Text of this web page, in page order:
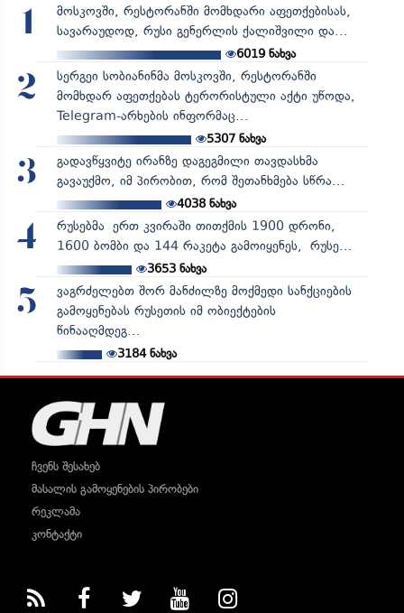
1
მოსკოვში, რესტორანში მომხდარი აფეთქებისას,
სავარაუდოდ, რუსი გენერლის ქალიშვილი და...
6019 ნახვა
2
სერგეი სობიანინმა მოსკოვში, რესტორანში
მომხდარ აფეთქებას ტერორისტული აქტი უწოდა,
Telegram-არხების ინფორმაც...
5307ნახვა
3
გადავწყვიტე ირანზე დაგეგმილი თავდასხმა
გავაუქმო, იმ პირობით, რომ შეთანხმება სწრა...
4038ნახვა
4
რუსებმა ერთ კვირაში თითქმის 1900 დრონი,
1600 ბომბი და 144 რაკეტა გამოიყენეს, რუსე...
3653ნახვა
5
ვაგრძელებთ შორ მანძილზე მოქმედი სანქციების
გამოყენებას რუსეთის იმ ობიექტების
წინააღმდეგ...
3184ნახვა
ჩვენს შესახებ
მასალის გამოყენების პირობები
რეკლამა
კონტაქტი